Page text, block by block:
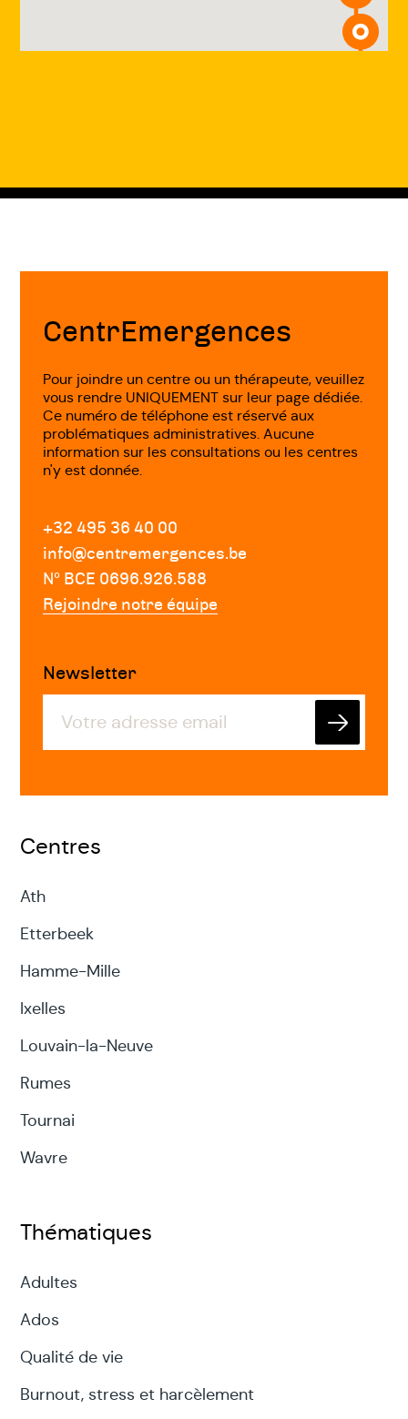
Fin
CentrEmergences
Pour joindre un centre ou un thérapeute, veuillez
vous rendre UNIQUEMENT sur leur page dédiée.
Ce numéro de téléphone est réservé aux
problématiques administratives. Aucune
information sur les consultations ou les centres
n'y est donnée.
+32 495 36 40 00
info@centremergences.be
Nº BCE 0696.926.588
Rejoindre notre équipe
Newsletter
Centres
Ath
Etterbeek
Hamme-Mille
Ixelles
Louvain-la-Neuve
Rumes
Tournai
Wavre
Thématiques
Adultes
Ados
Qualité de vie
Burnout, stress et harcèlement